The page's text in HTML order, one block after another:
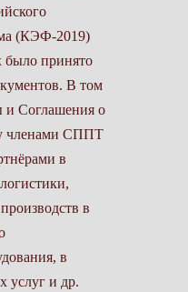
(КЭФ-2019)
было принято
В том
и Соглашения о
членами СППТ
в
в
в
услуг и др.